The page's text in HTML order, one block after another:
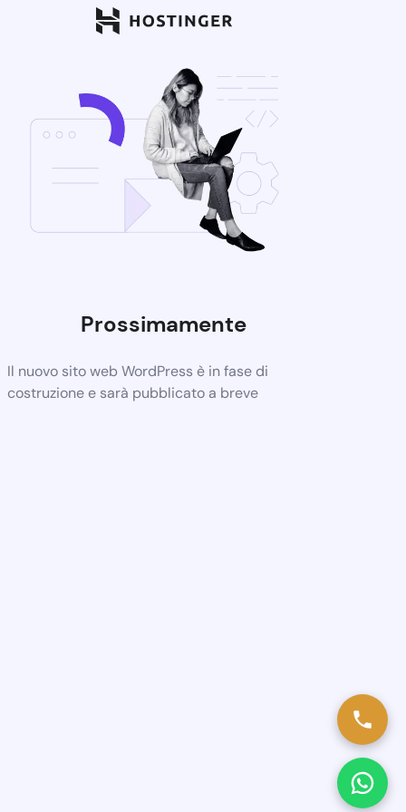
Prossimamente
Il nuovo sito web WordPress è in fase di
costruzione e sarà pubblicato a breve